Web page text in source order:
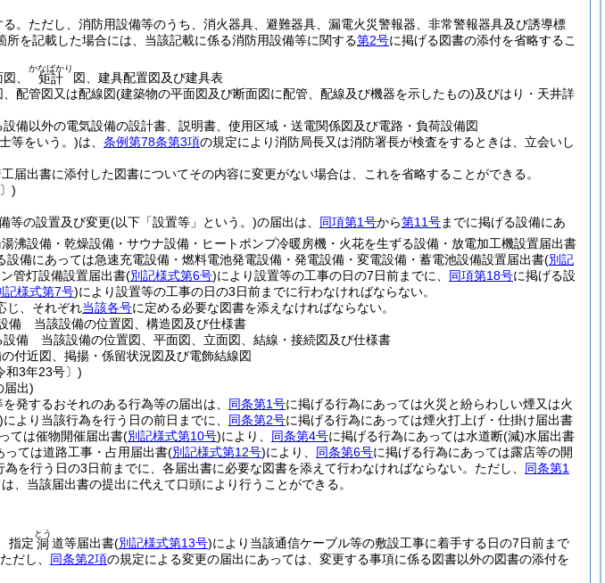
。 ただし、消防用設備等のうち、消火器具、避難器具、漏電火災警報器、非常警報器具及び誘導標
所を記載した場合には、当該記載に係る消防用設備等に関する第2号に掲げる図書の添付を省略するこ
、 矩計
かなばかり
図、建具配置図及び建具表
配管図又は配線図(建築物の平面図及び断面図に配管、配線及び機器を示したもの)及びはり・天井詳
設備以外の電気設備の設計書、説明書、使用区域・送電関係図及び電路・負荷設備図
等をいう。)は、 条例第78条第3項の規定により消防局長又は消防署長が検査をするときは、立会いし
届出書に添付した図書についてその内容に変更がない場合は、これを省略することができる。
)
等の設置及び変更(以下「設置等」という。)の届出は、 同項第1号から第11号までに掲げる設備にあ
沸設備・乾燥設備・サウナ設備・ヒートポンプ冷暖房機・火花を生ずる設備・放電加工機設置届出書
設備にあっては急速充電設備・燃料電池発電設備・発電設備・変電設備・蓄電池設備設置届出書(別記
管灯設備設置届出書(別記様式第6号)により設置等の工事の日の7日前までに、 同項第18号に掲げる設
記様式第7号)により設置等の工事の日の3日前までに行わなければならない。
じ、それぞれ当該各号に定める必要な図書を添えなければならない。
備 当該設備の位置図、構造図及び仕様書
設備 当該設備の位置図、平面図、立面図、結線・接続図及び仕様書
付近図、掲揚・係留状況図及び電飾結線図
和3年23号〕)
届出)
発するおそれのある行為等の届出は、 同条第1号に掲げる行為にあっては火災と紛らわしい煙又は火
)により当該行為を行う日の前日までに、 同条第2号に掲げる行為にあっては煙火打上げ・仕掛け届出書
ては催物開催届出書(別記様式第10号)により、 同条第4号に掲げる行為にあっては水道断(減)水届出書
っては道路工事・占用届出書(別記様式第12号)により、 同条第6号に掲げる行為にあっては露店等の開
を行う日の3日前までに、各届出書に必要な図書を添えて行わなければならない。 ただし、 同条第1
、当該届出書の提出に代えて口頭により行うことができる。
指定 洞
とう
道等届出書(別記様式第13号)により当該通信ケーブル等の敷設工事に着手する日の7日前まで
ただし、 同条第2項の規定による変更の届出にあっては、変更する事項に係る図書以外の図書の添付を